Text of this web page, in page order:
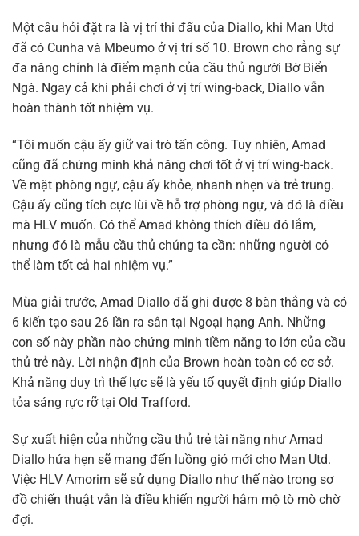
Một câu hỏi đặt ra là vị trí thi đấu của Diallo, khi Man Utd
đã có Cunha và Mbeumo ở vị trí số 10. Brown cho rằng sự
đa năng chính là điểm mạnh của cầu thủ người Bờ Biển
Ngà. Ngay cả khi phải chơi ở vị trí wing-back, Diallo vẫn
hoàn thành tốt nhiệm vụ.
“Tôi muốn cậu ấy giữ vai trò tấn công. Tuy nhiên, Amad
cũng đã chứng minh khả năng chơi tốt ở vị trí wing-back.
Về mặt phòng ngự, cậu ấy khỏe, nhanh nhẹn và trẻ trung.
Cậu ấy cũng tích cực lùi về hỗ trợ phòng ngự, và đó là điều
mà HLV muốn. Có thể Amad không thích điều đó lắm,
nhưng đó là mẫu cầu thủ chúng ta cần: những người có
thể làm tốt cả hai nhiệm vụ.”
Mùa giải trước, Amad Diallo đã ghi được 8 bàn thắng và có
6 kiến tạo sau 26 lần ra sân tại Ngoại hạng Anh. Những
con số này phần nào chứng minh tiềm năng to lớn của cầu
thủ trẻ này. Lời nhận định của Brown hoàn toàn có cơ sở.
Khả năng duy trì thể lực sẽ là yếu tố quyết định giúp Diallo
tỏa sáng rực rỡ tại Old Trafford.
Sự xuất hiện của những cầu thủ trẻ tài năng như Amad
Diallo hứa hẹn sẽ mang đến luồng gió mới cho Man Utd.
Việc HLV Amorim sẽ sử dụng Diallo như thế nào trong sơ
đồ chiến thuật vẫn là điều khiến người hâm mộ tò mò chờ
đợi.